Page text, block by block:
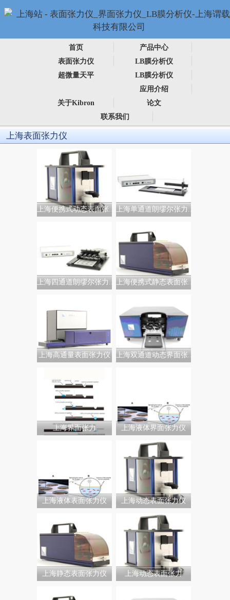
首页
产品中心
表面张力仪
LB膜分析仪
超微量天平
LB膜分析仪
应用介绍
关于Kibron
论文
联系我们
上海表面张力仪
上海便携式动态表面张... 上海单通道朗缪尔张力...
上海四通道朗缪尔张力... 上海便携式静态表面张...
上海高通量表面张力仪 上海双通道动态界面张...
上海界面张力 上海液体界面张力仪
上海液体表面张力仪 上海动态表面张力仪
上海静态表面张力仪 上海动态表面张力